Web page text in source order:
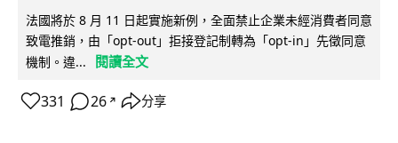
法國將於 8 月 11 日起實施新例，全面禁止企業未經消費者同意
致電推銷，由「opt-out」拒接登記制轉為「opt-in」先徵同意
機制。違...
閱讀全文
331 26 ↗ 分享